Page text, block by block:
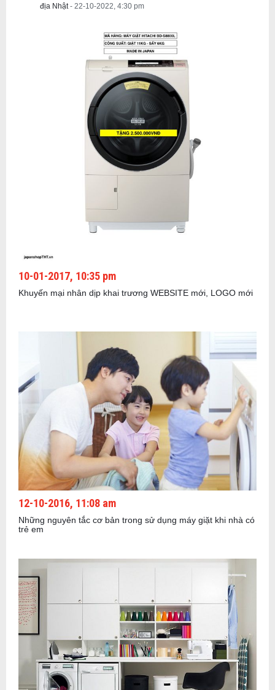
địa Nhật - 22-10-2022, 4:30 pm
10-01-2017, 10:35 pm
Khuyến mại nhân dịp khai trương WEBSITE mới, LOGO mới
12-10-2016, 11:08 am
Những nguyên tắc cơ bản trong sử dụng máy giặt khi nhà có
trẻ em